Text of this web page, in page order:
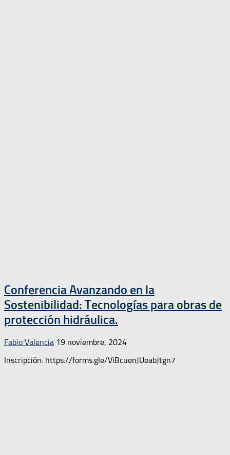
Conferencia Avanzando en la
Sostenibilidad: Tecnologías para obras de
protección hidráulica.
Fabio Valencia 19 noviembre, 2024
Inscripción: https://forms.gle/ViBcuenJUeabJtgn7